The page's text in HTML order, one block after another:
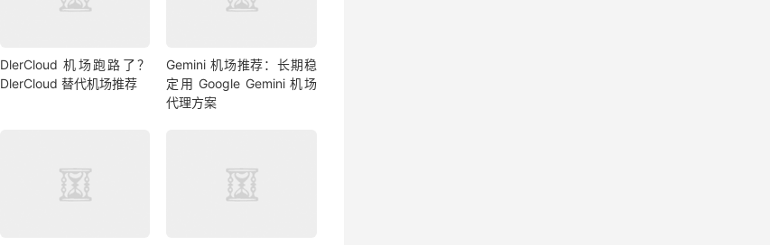
DlerCloud 机场跑路了？
DlerCloud 替代机场推荐
Gemini 机场推荐：长期稳
定用 Google Gemini 机场
代理方案